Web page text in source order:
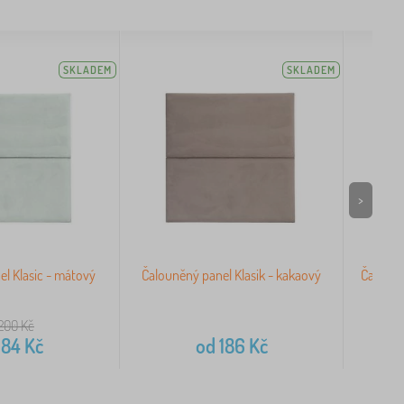
SKLADEM
Klasic - mátový
Kč
Kč
SKLADEM
Čalouněný panel Klasik - kakaový
od186 Kč
>